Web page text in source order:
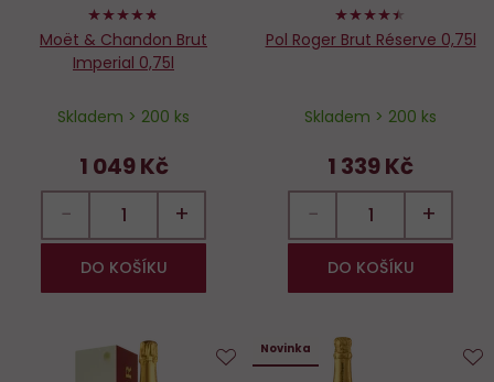
94%
Moët & Chandon Brut
Imperial 0,75l
Skladem > 200 ks
1 049 Kč
− +
DO KOŠÍKU
88%
Pol Roger Brut Réserve 0,75l
Skladem > 200 ks
1 339 Kč
− +
DO KOŠÍKU
Novinka